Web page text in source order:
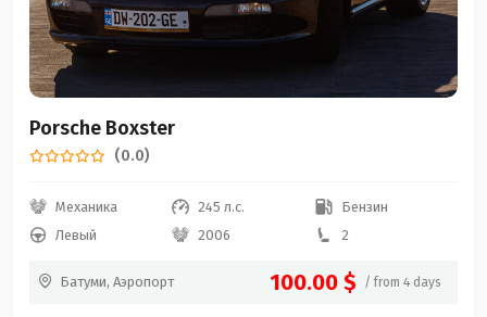
Porsche Boxster
(0.0)
Механика 245 л.с.
Бензин
Левый
2006 2
Батуми, Аэропорт 100.00 $ / from 4 days